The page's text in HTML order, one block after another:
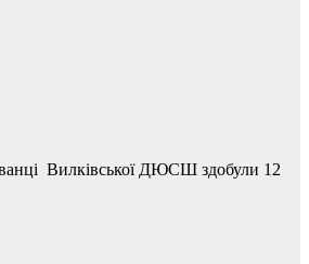
Вилківської ДЮСШ здобули 12